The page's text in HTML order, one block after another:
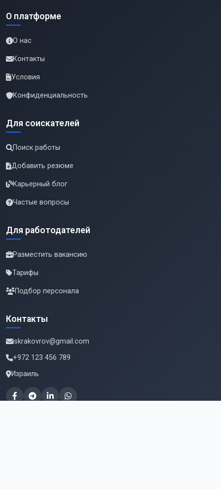
О платформе
О нас
Контакты
Условия
Конфиденциальность
Для соискателей
Поиск работы
Добавить резюме
Карьерный блог
Частые вопросы
Для работодателей
Разместить вакансию
Тарифы
Подбор персонала
Контакты
iskrakovrov@gmail.com
+972 123 456 789
Израиль